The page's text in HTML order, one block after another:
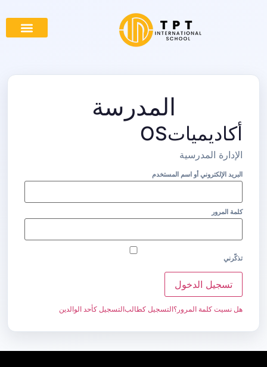
المدرسة
أكاديمياتOS
الإدارة المدرسية
البريد الإلكتروني أو اسم المستخدم
كلمة المرور
تذكّرني
تسجيل الدخول
هل نسيت كلمة المرور؟التسجيل كطالبالتسجيل كأحد الوالدين